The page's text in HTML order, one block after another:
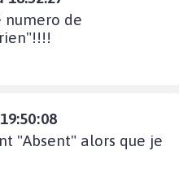
numero de
"Absent" alors que je